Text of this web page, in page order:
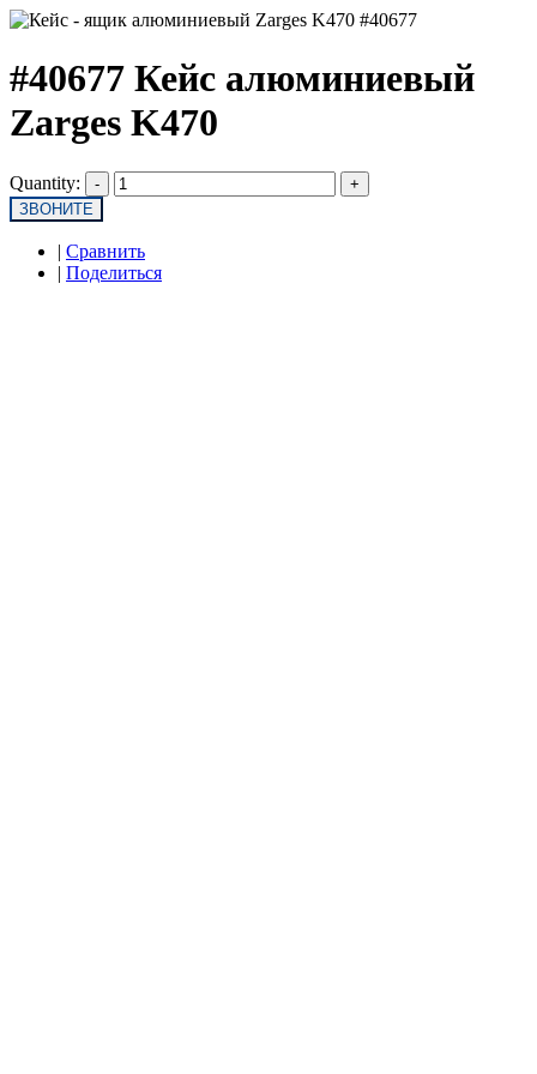
#40677 Кейс алюминиевый
Zarges K470
Quantity:
ЗВОНИТЕ
| Сравнить
| Поделиться